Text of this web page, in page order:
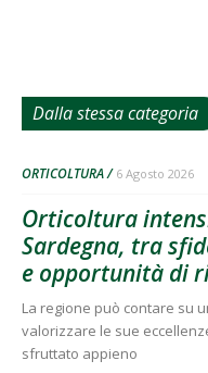
Dalla stessa categoria
ORTICOLTURA 6 Agosto 2026
Orticoltura
Sardegna, tra
e opportunità di
La regione può contare su
valorizzare le sue
sfruttato appieno